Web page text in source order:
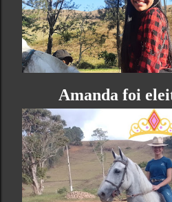
Amanda foi